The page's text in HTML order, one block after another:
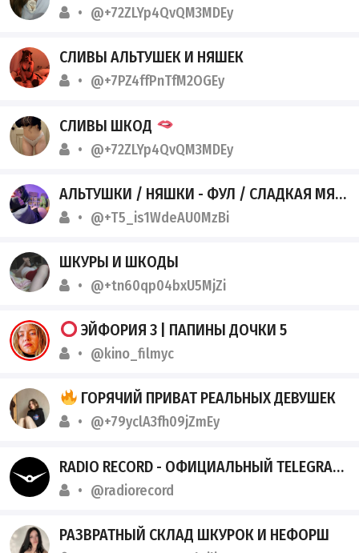
@+72ZLYp4QvQM3MDEy
СЛИВЫ АЛЬТУШЕК И НЯШЕК
@+7PZ4ffPnTfM2OGEy
СЛИВЫ ШКОД
@+72ZLYp4QvQM3MDEy
АЛЬТУШКИ / НЯШКИ - ФУЛ / СЛАДКАЯ МЯТА
@+T5_is1WdeAU0MzBi
ШКУРЫ И ШКОДЫ
@+tn60qp04bxU5MjZi
ЭЙФОРИЯ 3 | ПАПИНЫ ДОЧКИ 5
@kino_filmyc
ГОРЯЧИЙ ПРИВАТ РЕАЛЬНЫХ ДЕВУШЕК
@+79yclA3fh09jZmEy
RADIO RECORD - ОФИЦИАЛЬНЫЙ TELEGRAM КАНАЛА РАДИОСТАНЦИИ
@radiorecord
РАЗВРАТНЫЙ СКЛАД ШКУРОК И НЕФОРШ